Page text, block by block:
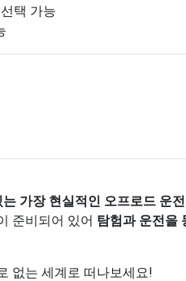
택 가능
가장 현실적인 오프로드 운
준비되어 있어 탐험과 운전을
없는 세계로 떠나보세요!